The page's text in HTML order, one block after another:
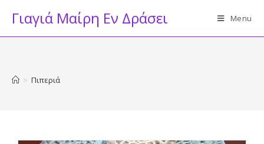
content
Γιαγιά Μαίρη Εν Δράσει Menu
> Πιπεριά